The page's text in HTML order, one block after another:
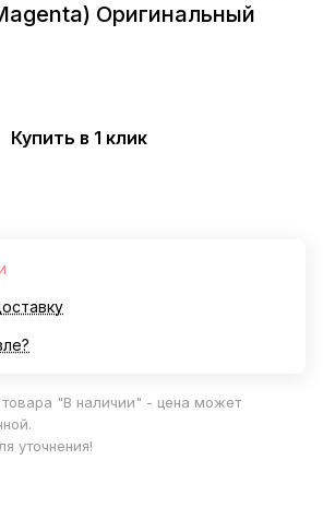
Оригинальный
Купить в 1 клик
товара "В наличии" - цена может
уточнения!